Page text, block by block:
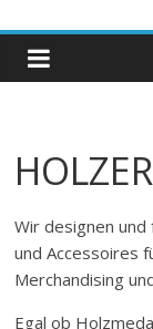
Wir designen
und Accessoires
Merchandising
Egal ob